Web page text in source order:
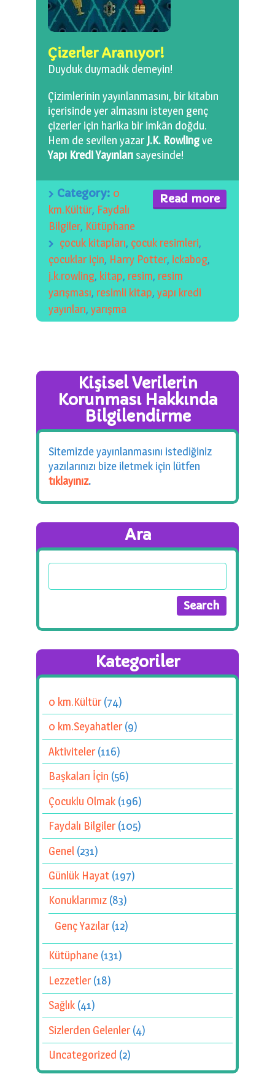
0 km.Bızdıklar Yazılarım
Hadi Bize Yazın
Çizerler Aranıyor!
Duyduk duymadık demeyin!
Çizimlerinin yayınlanmasını, bir kitabın
içerisinde yer almasını isteyen genç
çizerler için harika bir imkân doğdu.
Hem de sevilen yazar J.K. Rowlingve
Yapı Kredi Yayınları sayesinde!
Read more
Category: 0
km.Kültür, Faydalı
Bilgiler, Kütüphane
çocuk kitapları, çocuk resimleri,
çocuklar için, Harry Potter, ickabog,
j.k.rowling, kitap, resim, resim
yarışması, resimli kitap, yapı kredi
yayınları, yarışma
Kişisel Verilerin
Korunması Hakkında
Bilgilendirme
Sitemizde yayınlanmasını istediğiniz
yazılarınızı bize iletmek için lütfen
tıklayınız.
Ara
Kategoriler
0 km.Kültür(74)
0 km.Seyahatler(9)
Aktiviteler(116)
Başkaları İçin (56)
Çocuklu Olmak (196)
Faydalı Bilgiler(105)
Genel (231)
Günlük Hayat (197)
Konuklarımız (83)
Genç Yazılar(12)
Kütüphane (131)
Lezzetler(18)
Sağlık (41)
Sizlerden Gelenler(4)
Uncategorized (2)